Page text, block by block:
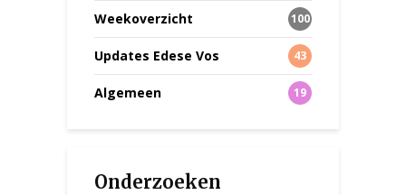
Weekoverzicht 100
Updates Edese Vos 43
Algemeen 19
Onderzoeken